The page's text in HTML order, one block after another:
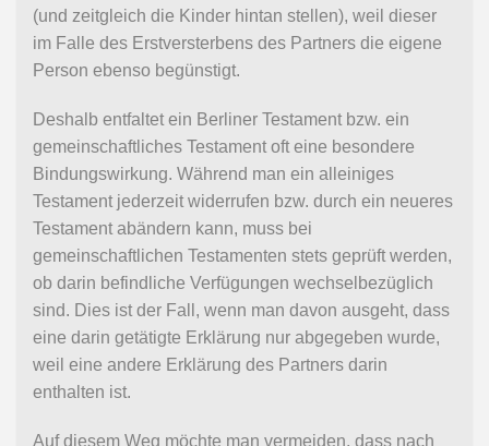
(und zeitgleich die Kinder hintan stellen), weil dieser
im Falle des Erstversterbens des Partners die eigene
Person ebenso begünstigt.
Deshalb entfaltet ein Berliner Testament bzw. ein
gemeinschaftliches Testament oft eine besondere
Bindungswirkung. Während man ein alleiniges
Testament jederzeit widerrufen bzw. durch ein neueres
Testament abändern kann, muss bei
gemeinschaftlichen Testamenten stets geprüft werden,
ob darin befindliche Verfügungen wechselbezüglich
sind. Dies ist der Fall, wenn man davon ausgeht, dass
eine darin getätigte Erklärung nur abgegeben wurde,
weil eine andere Erklärung des Partners darin
enthalten ist.
Auf diesem Weg möchte man vermeiden, dass nach